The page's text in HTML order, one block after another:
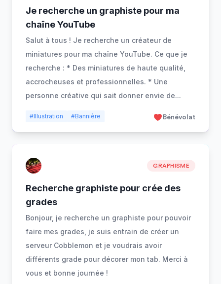
Je recherche un graphiste pour ma
chaîne YouTube
Salut à tous ! Je recherche un créateur de
miniatures pour ma chaîne YouTube. Ce que je
recherche : * Des miniatures de haute qualité,
accrocheuses et professionnelles. * Une
personne créative qui sait donner envie de...
#Illustration #Bannière Bénévolat
GRAPHISME
Recherche graphiste pour crée des
grades
Bonjour, je recherche un graphiste pour pouvoir
faire mes grades, je suis entrain de créer un
serveur Cobblemon et je voudrais avoir
différents grade pour décorer mon tab. Merci à
vous et bonne journée !